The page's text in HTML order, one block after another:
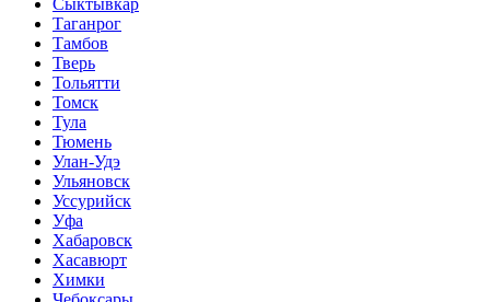
Таганрог
Тамбов
Тверь
Тольятти
Томск
Тула
Тюмень
Улан-Удэ
Ульяновск
Уссурийск
Уфа
Хабаровск
Хасавюрт
Химки